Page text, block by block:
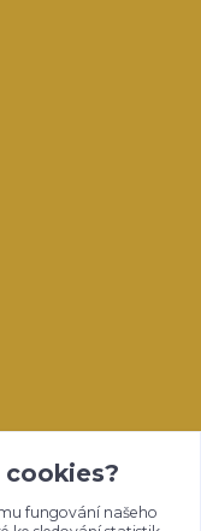
cookies?
fungování našeho